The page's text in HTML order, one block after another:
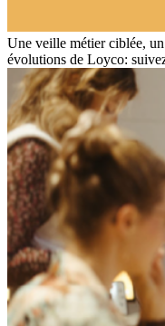
Une veille métier ciblée,
évolutions de Loyco: